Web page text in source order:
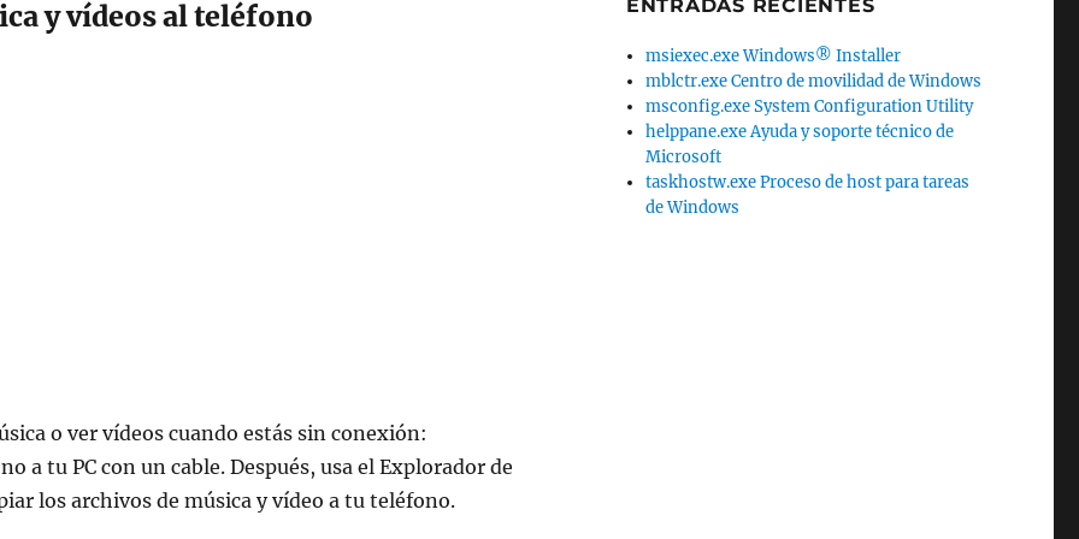
y vídeos al teléfono
o ver vídeos cuando estás sin conexión:
a tu PC con un cable. Después, usa el Explorador de
los archivos de música y vídeo a tu teléfono.
ENTRADAS RECIENTES
msiexec.exe Windows® Installer
mblctr.exe Centro de movilidad de Windows
msconfig.exe System Configuration Utility
helppane.exe Ayuda y soporte técnico de
Microsoft
taskhostw.exe Proceso de host para tareas
de Windows